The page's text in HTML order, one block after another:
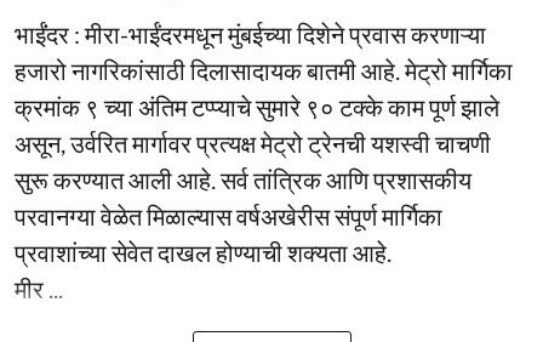
भाईंंदर : मीरा-भाईंदरमधून मुंबईच्या दिशेने प्रवास करणाऱ्या
हजारो नागरिकांसाठी दिलासादायक बातमी आहे. मेट्रो मार्गिका
क्रमांक ९ च्या अंतिम टप्प्याचे सुमारे ९० टक्के काम पूर्ण झाले
असून, उर्वरित मार्गावर प्रत्यक्ष मेट्रो ट्रेनची यशस्वी चाचणी
सुरू करण्यात आली आहे. सर्व तांत्रिक आणि प्रशासकीय
परवानग्या वेळेत मिळाल्यास वर्षअखेरीस संपूर्ण मार्गिका
प्रवाशांच्या सेवेत दाखल होण्याची शक्यता आहे.
मीर ...